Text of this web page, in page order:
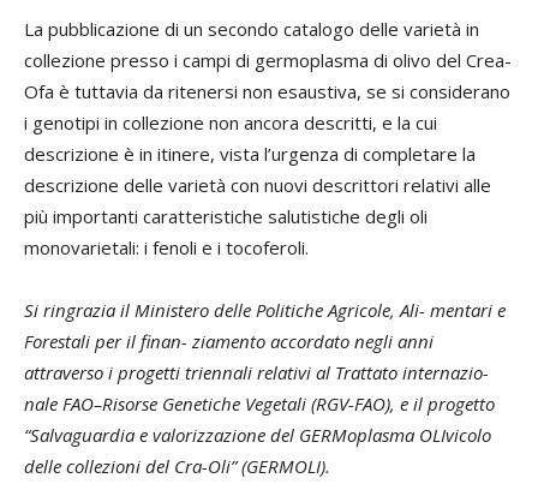
La pubblicazione di un secondo catalogo delle varietà in
collezione presso i campi di germoplasma di olivo del Crea-
Ofa è tuttavia da ritenersi non esaustiva, se si considerano
i genotipi in collezione non ancora descritti, e la cui
descrizione è in itinere, vista l’urgenza di completare la
descrizione delle varietà con nuovi descrittori relativi alle
più importanti caratteristiche salutistiche degli oli
monovarietali: i fenoli e i tocoferoli.
Si ringrazia il Ministero delle Politiche Agricole, Ali- mentari e
Forestali per il finan- ziamento accordato negli anni
attraverso i progetti triennali relativi al Trattato internazio-
nale FAO–Risorse Genetiche Vegetali (RGV-FAO), e il progetto
“Salvaguardia e valorizzazione del GERMoplasma OLIvicolo
delle collezioni del Cra-Oli” (GERMOLI).